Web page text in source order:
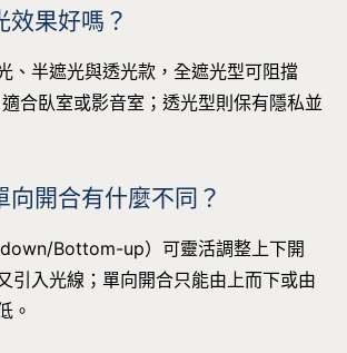
效果好嗎？
、半遮光與透光款，全遮光型可阻擋
合臥室或影音室；透光型則保有隱私並
向開合有什麼不同？
down/Bottom-up）可靈活調整上下開
引入光線；單向開合只能由上而下或由
。